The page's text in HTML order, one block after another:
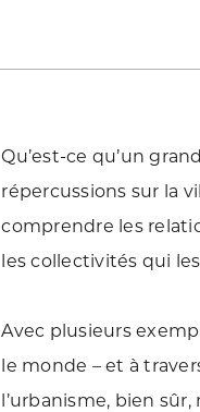
Qu’est-ce qu’un
répercussions sur la
comprendre les
les collectivités qui
Avec plusieurs
le monde – et à
l’urbanisme, bien